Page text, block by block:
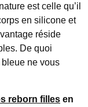
est celle qu’il
en silicone et
réside
De quoi
ne vous
reborn filles en